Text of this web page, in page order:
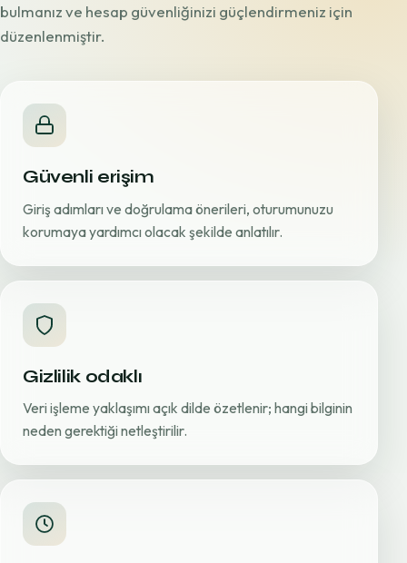
bulmanız ve hesap güvenliğinizi güçlendirmeniz için
düzenlenmiştir.
Güvenli erişim
Giriş adımları ve doğrulama önerileri, oturumunuzu
korumaya yardımcı olacak şekilde anlatılır.
Gizlilik odaklı
Veri işleme yaklaşımı açık dilde özetlenir; hangi bilginin
neden gerektiği netleştirilir.